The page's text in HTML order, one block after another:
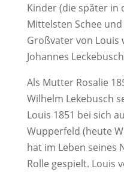
Kinder (die später in
Mittelsten Schee
Großvater von Louis
Johannes
Als Mutter Rosalie
Wilhelm Lekebusch
Louis 1851 bei sich
Wupperfeld (heute
hat im Leben seines
Rolle gespielt. Louis